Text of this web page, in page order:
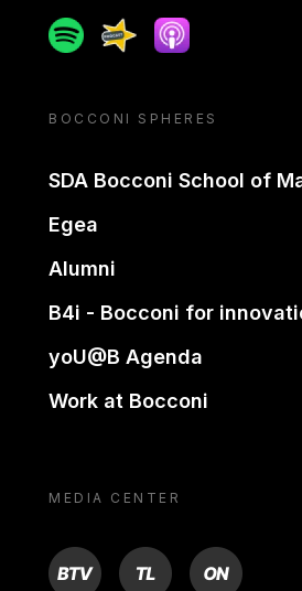
SpotifySpreakerApple podcast
BOCCONI SPHERES
SDA Bocconi School of
Egea
Alumni
B4i - Bocconi for
yoU@B Agenda
Work at Bocconi
MEDIA CENTER
BTV TL ON